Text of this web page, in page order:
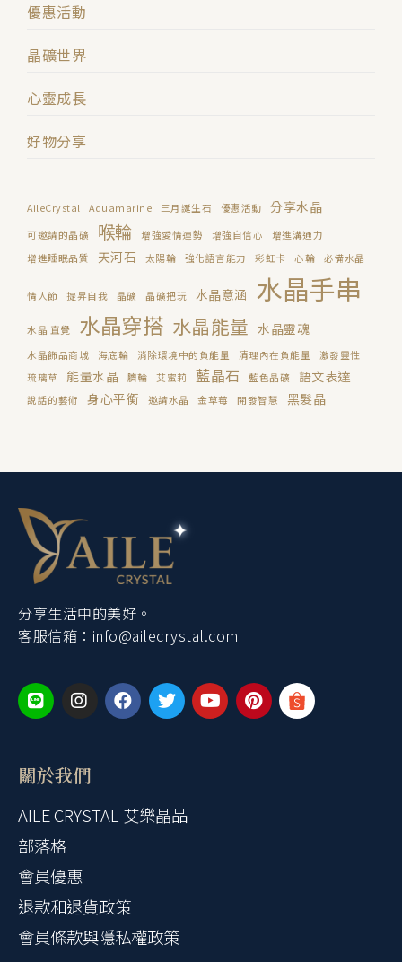
優惠活動
晶礦世界
心靈成長
好物分享
AileCrystal Aquamarine 三月誕生石 優惠活動 分享水晶
可邀請的晶礦 喉輪 增強愛情運勢 增強自信心
增進溝通力
增進睡眠品質
天河石 太陽輪 強化語言能力 彩虹卡 心輪 必備水晶
情人節 提昇自我 晶礦 晶礦把玩 水晶意涵 水晶手串
水晶 直覺 水晶穿搭 水晶能量 水晶靈魂
水晶飾品商城 海底輪 消除環境中的負能量 清理內在負能量
激發靈性
琉璃草
能量水晶 臍輪 艾蜜莉 藍晶石 藍色晶礦 語文表達
說話的藝術 身心平衡 邀請水晶 金草莓 開發智慧 黑髮晶
分享生活中的美好。
客服信箱： info@ailecrystal.com
關於我們
AILE CRYSTAL 艾樂晶品
部落格
會員優惠
退款和退貨政策
會員條款與隱私權政策